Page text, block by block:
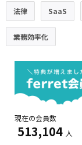
法律 SaaS
業務効率化
現在の会員数
513,104 人